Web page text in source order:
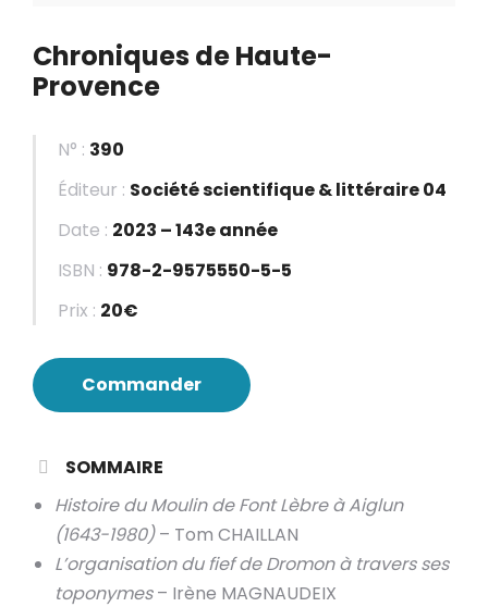
Chroniques de Haute-
Provence
N° : 390
Éditeur : Société scientifique & littéraire 04
Date : 2023 – 143e année
ISBN : 978-2-9575550-5-5
Prix : 20€
Commander
SOMMAIRE
Histoire du Moulin de Font Lèbre à Aiglun
(1643-1980)– Tom CHAILLAN
L’organisation du fief de Dromon à travers ses
toponymes– Irène MAGNAUDEIX